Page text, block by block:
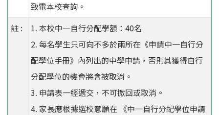
致電本校查詢。
註 :
1. 本校中一自行分配學額：40名
2. 每名學生只可向不多於兩所在《申請中一自行分
配學位手冊》內列出的中學申請，否則其獲得自行
分配學位的機會將會被取消。
3. 申請表一經遞交，不可撤回或取消。
4. 家長應根據選校意願在 《中一自行分配學位申請